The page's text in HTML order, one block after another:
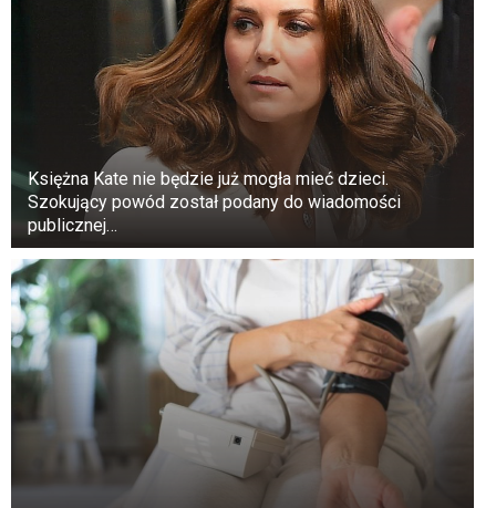
Księżna Kate nie będzie już mogła mieć dzieci.
Szokujący powód został podany do wiadomości
publicznej…